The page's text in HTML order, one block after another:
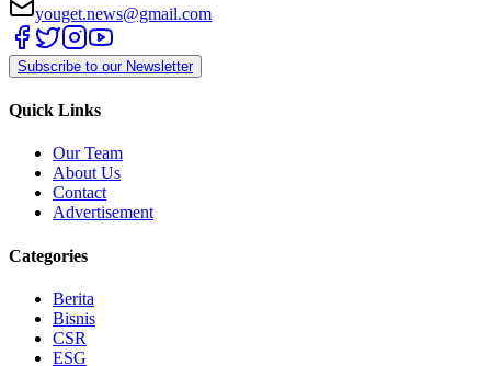
youget.news@gmail.com
Subscribe to our Newsletter
Quick Links
Our Team
About Us
Contact
Advertisement
Categories
Berita
Bisnis
CSR
ESG